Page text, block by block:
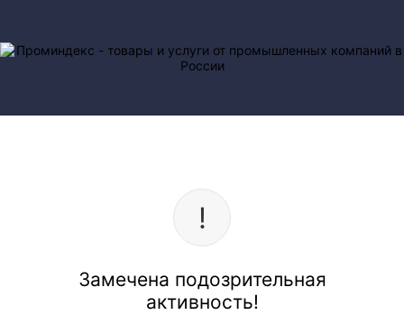
Замечена подозрительная
активность!